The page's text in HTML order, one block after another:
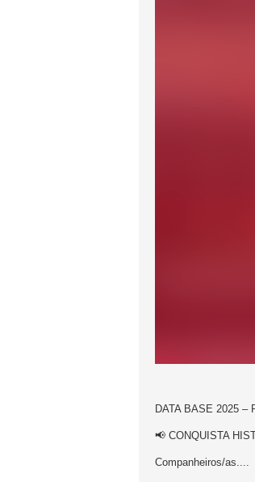
DATA BASE 2025 –
📢 CONQUISTA
Companheiros/as....